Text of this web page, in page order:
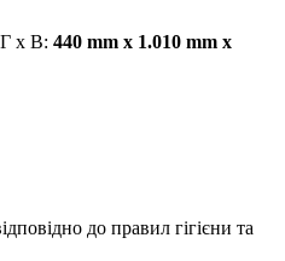
x В: 440 mm x 1.010 mm x
до правил гігієни та